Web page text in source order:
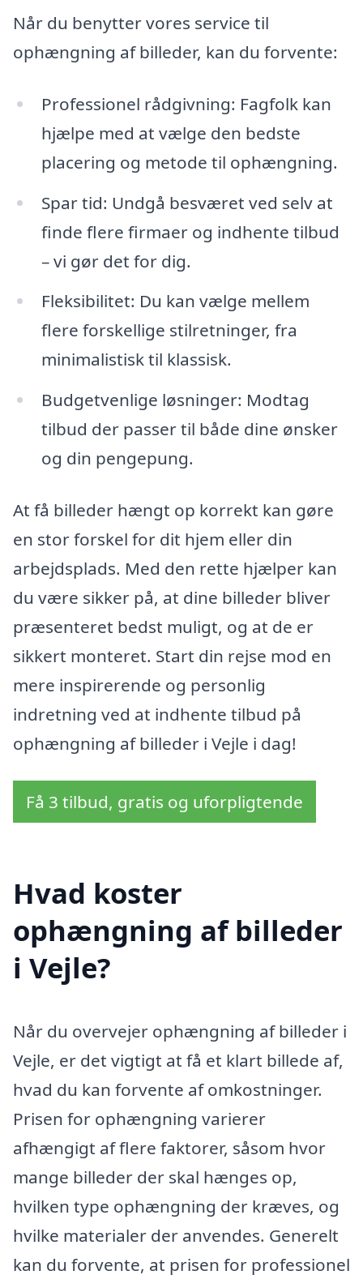
Når du benytter vores service til
ophængning af billeder, kan du forvente:
Professionel rådgivning: Fagfolk kan
hjælpe med at vælge den bedste
placering og metode til ophængning.
Spar tid: Undgå besværet ved selv at
finde flere firmaer og indhente tilbud
– vi gør det for dig.
Fleksibilitet: Du kan vælge mellem
flere forskellige stilretninger, fra
minimalistisk til klassisk.
Budgetvenlige løsninger: Modtag
tilbud der passer til både dine ønsker
og din pengepung.
At få billeder hængt op korrekt kan gøre
en stor forskel for dit hjem eller din
arbejdsplads. Med den rette hjælper kan
du være sikker på, at dine billeder bliver
præsenteret bedst muligt, og at de er
sikkert monteret. Start din rejse mod en
mere inspirerende og personlig
indretning ved at indhente tilbud på
ophængning af billeder i Vejle i dag!
Få 3 tilbud, gratis og uforpligtende
Hvad koster
ophængning af billeder
i Vejle?
Når du overvejer ophængning af billeder i
Vejle, er det vigtigt at få et klart billede af,
hvad du kan forvente af omkostninger.
Prisen for ophængning varierer
afhængigt af flere faktorer, såsom hvor
mange billeder der skal hænges op,
hvilken type ophængning der kræves, og
hvilke materialer der anvendes. Generelt
kan du forvente, at prisen for professionel